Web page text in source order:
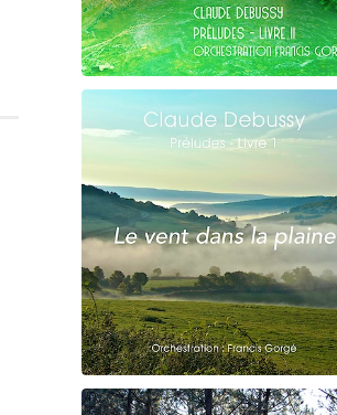
Claude Debussy